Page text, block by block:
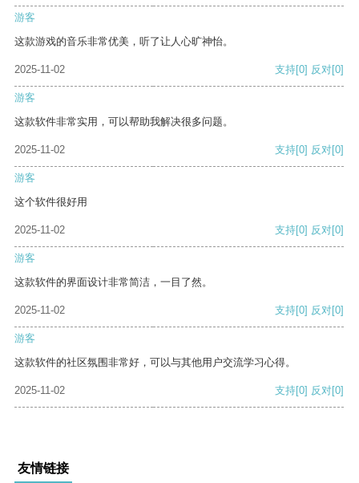
游客
这款游戏的音乐非常优美，听了让人心旷神怡。
2025-11-02 支持[0] 反对[0]
游客
这款软件非常实用，可以帮助我解决很多问题。
2025-11-02 支持[0] 反对[0]
游客
这个软件很好用
2025-11-02 支持[0] 反对[0]
游客
这款软件的界面设计非常简洁，一目了然。
2025-11-02 支持[0] 反对[0]
游客
这款软件的社区氛围非常好，可以与其他用户交流学习心得。
2025-11-02 支持[0] 反对[0]
友情链接